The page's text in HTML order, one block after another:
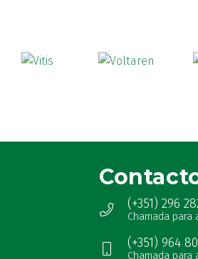
(+351) 296
Chamada
(+351) 964
Chamada